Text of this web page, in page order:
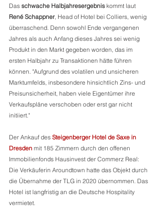
Das schwache Halbjahresergebnis kommt laut
René Schappner, Head of Hotel bei Colliers, wenig
überraschend. Denn sowohl Ende vergangenen
Jahres als auch Anfang dieses Jahres sei wenig
Produkt in den Markt gegeben worden, das im
ersten Halbjahr zu Transaktionen hätte führen
können. "Aufgrund des volatilen und unsicheren
Marktumfelds, insbesondere hinsichtlich Zins- und
Preisunsicherheit, haben viele Eigentümer ihre
Verkaufspläne verschoben oder erst gar nicht
initiiert."
Der Ankauf des Steigenberger Hotel de Saxe in
Dresden mit 185 Zimmern durch den offenen
Immobilienfonds Hausinvest der Commerz Real:
Die Verkäuferin Aroundtown hatte das Objekt durch
die Übernahme der TLG in 2020 übernommen. Das
Hotel ist langfristig an die Deutsche Hospitality
vermietet.